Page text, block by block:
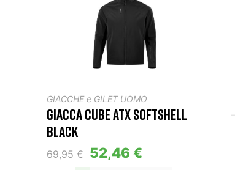
GIACCHE e GILET UOMO
GIACCA CUBE ATX SOFTSHELL
BLACK
69,95 € 52,46 €